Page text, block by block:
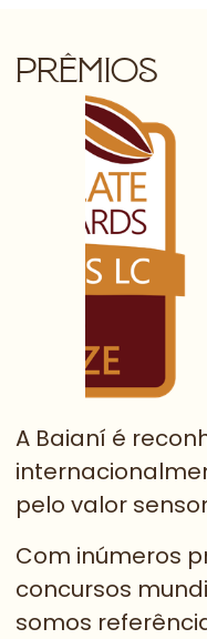
prêmios
A Baianí é
pelo valor
Com inúmeros
concursos
somos